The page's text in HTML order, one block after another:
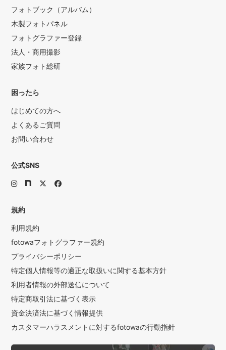
フォトブック（アルバム）
木製フォトパネル
フォトグラファー登録
法人・商用撮影
家族フォト総研
困ったら
はじめての方へ
よくあるご質問
お問い合わせ
公式SNS
規約
利用規約
fotowaフォトグラファー規約
プライバシーポリシー
特定個人情報等の適正な取扱いに関する基本方針
利用者情報の外部送信について
特定商取引法に基づく表示
資金決済法に基づく情報提供
カスタマーハラスメントに対するfotowaの行動指針